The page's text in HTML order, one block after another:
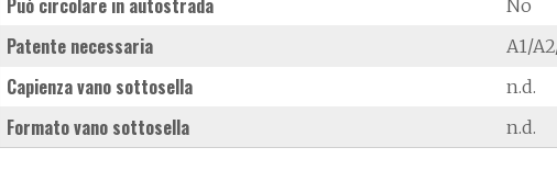
Può circolare in autostrada No
Patente necessaria A1/
Capienza vano sottosella n.d.
Formato vano sottosella n.d.